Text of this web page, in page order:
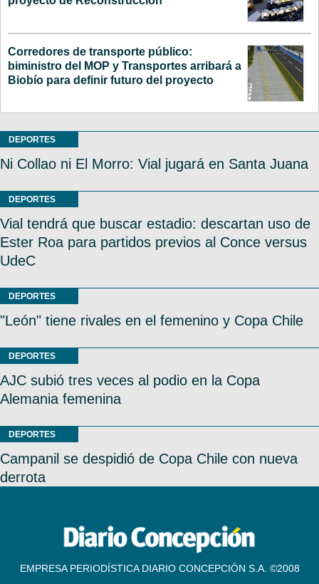
Corredores de transporte público:
biministro del MOP y Transportes arribará a
Biobío para definir futuro del proyecto
DEPORTES
Ni Collao ni El Morro: Vial jugará en Santa Juana
DEPORTES
Vial tendrá que buscar estadio: descartan uso de
Ester Roa para partidos previos al Conce versus
UdeC
DEPORTES
"León" tiene rivales en el femenino y Copa Chile
DEPORTES
AJC subió tres veces al podio en la Copa
Alemania femenina
DEPORTES
Campanil se despidió de Copa Chile con nueva
derrota
EMPRESA PERIODÍSTICA DIARIO CONCEPCIÓN S.A. ©2008